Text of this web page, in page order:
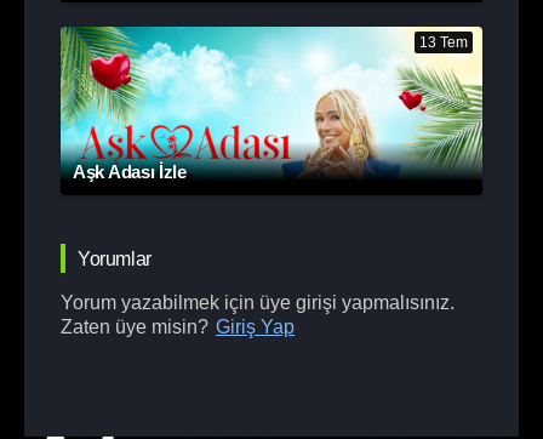
13 Tem
Aşk Adası İzle
Yorumlar
Yorum yazabilmek için üye girişi yapmalısınız.
Zaten üye misin? Giriş Yap